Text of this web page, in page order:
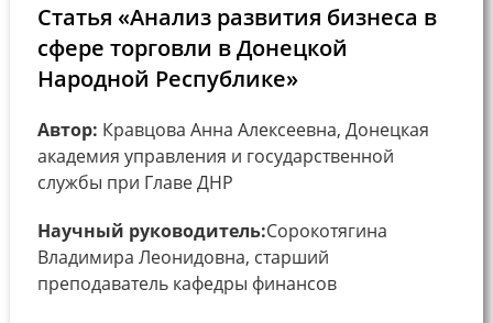
Статья «Анализ развития бизнеса в
сфере торговли в Донецкой
Народной Республике»
Автор: Кравцова Анна Алексеевна, Донецкая
академия управления и государственной
службы при Главе ДНР
Научный руководитель:Сорокотягина
Владимира Леонидовна, старший
преподаватель кафедры финансов